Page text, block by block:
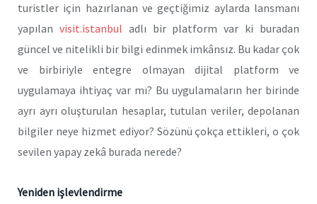
turistler için hazırlanan ve geçtiğimiz aylarda lansmanı
yapılan visit.istanbul adlı bir platform var ki buradan
güncel ve nitelikli bir bilgi edinmek imkânsız. Bu kadar çok
ve birbiriyle entegre olmayan dijital platform ve
uygulamaya ihtiyaç var mı? Bu uygulamaların her birinde
ayrı ayrı oluşturulan hesaplar, tutulan veriler, depolanan
bilgiler neye hizmet ediyor? Sözünü çokça ettikleri, o çok
sevilen yapay zekâ burada nerede?
Yeniden işlevlendirme